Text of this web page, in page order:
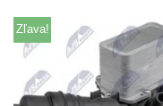
Zľava!